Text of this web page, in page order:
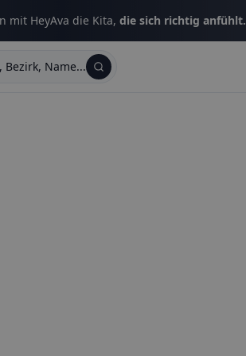
mit HeyAva die Kita, die sich richtig anfühlt.
Bezirk, Name...